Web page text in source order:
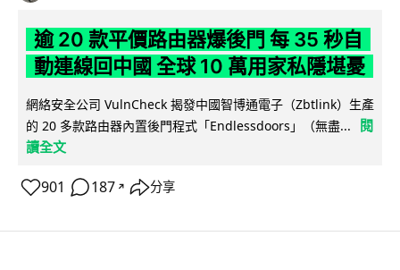
逾 20 款平價路由器爆後門 每 35 秒自
動連線回中國 全球 10 萬用家私隱堪憂
網絡安全公司 VulnCheck 揭發中國智博通電子（Zbtlink）生產
的 20 多款路由器內置後門程式「Endlessdoors」（無盡...
閱
讀全文
901 187 ↗ 分享